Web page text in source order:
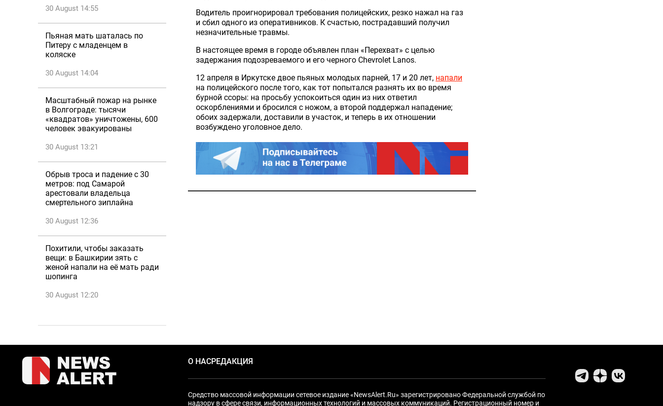
30 August 14:55
Пьяная мать шаталась по
Питеру с младенцем в
коляске
30 August 14:04
Масштабный пожар на рынке
в Волгограде: тысячи
«квадратов» уничтожены, 600
человек эвакуированы
30 August 13:21
Обрыв троса и падение с 30
метров: под Самарой
арестовали владельца
смертельного зиплайна
30 August 12:36
Похитили, чтобы заказать
вещи: в Башкирии зять с
женой напали на её мать ради
шопинга
30 August 12:20
Водитель проигнорировал требования полицейских, резко нажал на газ
и сбил одного из оперативников. К счастью, пострадавший получил
незначительные травмы.
В настоящее время в городе объявлен план «Перехват» с целью
задержания подозреваемого и его черного Chevrolet Lanos.
12 апреля в Иркутске двое пьяных молодых парней, 17 и 20 лет, напали
на полицейского после того, как тот попытался разнять их во время
бурной ссоры: на просьбу успокоиться один из них ответил
оскорблениями и бросился с ножом, а второй поддержал нападение;
обоих задержали, доставили в участок, и теперь в их отношении
возбуждено уголовное дело.
О НАСРЕДАКЦИЯ
Средство массовой информации сетевое издание «NewsAlert.Ru» зарегистрировано Федеральной службой по
надзору в сфере связи, информационных технологий и массовых коммуникаций. Регистрационный номер и